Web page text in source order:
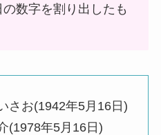
数字を割り出したも
さお(1942年5月16日)
(1978年5月16日)